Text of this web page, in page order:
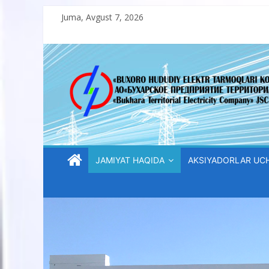
content
Juma, Avgust 7, 2026
“Buxoro
hududiy
elektr
tarmoqlari
korxonasi”
“Buxoro
JAMIYAT HAQIDA AKSIYADORLAR